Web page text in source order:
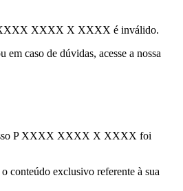
XXXX X XXXX é inválido.
em caso de dúvidas, acesse a nossa
P XXXX XXXX X XXXX foi
conteúdo exclusivo referente à sua